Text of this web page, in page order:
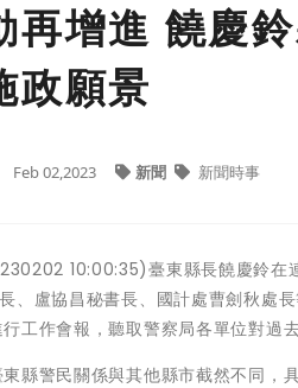
再增進 饒慶
政願景
Feb 02,2023 新聞 新聞時事
10:00:35)臺東縣長饒慶鈴在
、盧協昌秘書長、國計處曹劍秋處
工作會報，聽取警察局各單位對過
縣警民關係與其他縣市截然不同，